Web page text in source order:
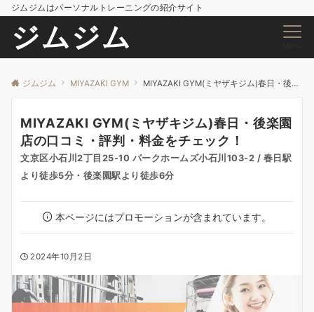
ジムジムはパーソナルトレーニングの紹介サイト
ジムジム
ジムジム MIYAZAKI GYM MIYAZAKI GYM(ミヤザキジム)春日・後楽園店の口コミ・評判・料金をチェック！
MIYAZAKI GYM(ミヤザキジム)春日・後楽園
店の口コミ・評判・料金をチェック！
文京区小石川2丁目25-10 パークホームズ小石川103-2 / 春日駅
より徒歩5分・後楽園駅より徒歩6分
本ページにはプロモーションが含まれています。
2024年10月2日